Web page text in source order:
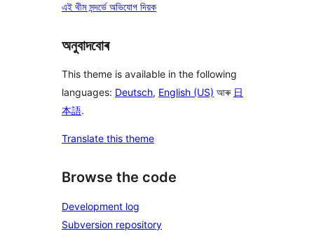
এই থীম সন্দৰ্ভে অভিযোগ দিয়ক
অনুবাদবোৰ
This theme is available in the following
languages: Deutsch, English (US) আৰু 日
本語.
Translate this theme
Browse the code
Development log
Subversion repository